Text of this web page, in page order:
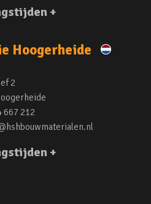
+
Hoogerheide
2
667 212
+